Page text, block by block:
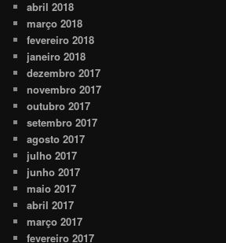
abril 2018
março 2018
fevereiro 2018
janeiro 2018
dezembro 2017
novembro 2017
outubro 2017
setembro 2017
agosto 2017
julho 2017
junho 2017
maio 2017
abril 2017
março 2017
fevereiro 2017